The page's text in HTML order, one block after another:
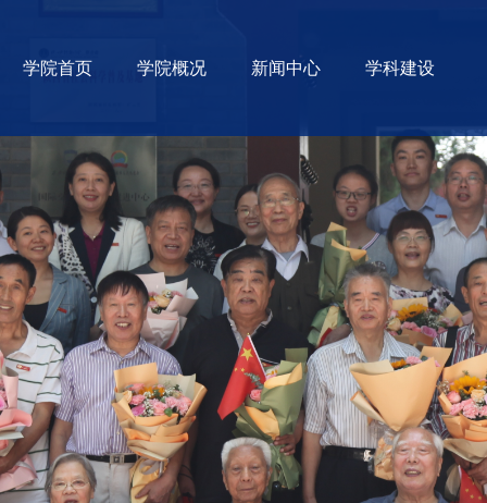
学院首页 学院概况 新闻中心 学科建设